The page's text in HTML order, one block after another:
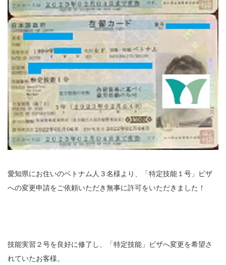
愛知県にお住いのベトナム人３名様より、「特定技能１号」ビザ
への変更申請をご依頼いただき無事に許可をいただきました！
技能実習２号を良好に修了し、「特定技能」ビザへ変更を希望さ
れていたお客様。